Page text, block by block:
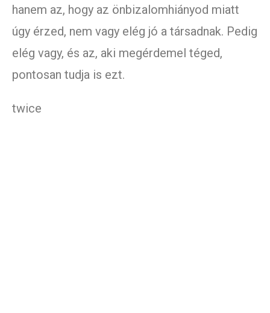
hanem az, hogy az önbizalomhiányod miatt
úgy érzed, nem vagy elég jó a társadnak. Pedig
elég vagy, és az, aki megérdemel téged,
pontosan tudja is ezt.
twice